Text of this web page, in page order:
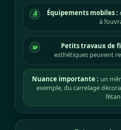
🪑 Équipements mobiles :
à
🧩 Petits travaux de
esthétiques peuvent
Nuance importante : un
exemple, du carrelage